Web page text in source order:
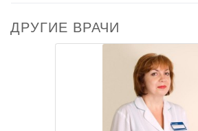
ДРУГИЕ ВРАЧИ